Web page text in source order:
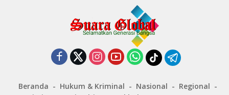
Beranda Hukum & Kriminal Nasional
Regional